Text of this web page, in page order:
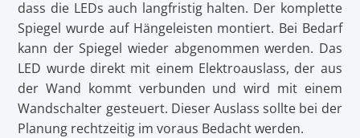
dass die LEDs auch langfristig halten. Der komplette
Spiegel wurde auf Hängeleisten montiert. Bei Bedarf
kann der Spiegel wieder abgenommen werden. Das
LED wurde direkt mit einem Elektroauslass, der aus
der Wand kommt verbunden und wird mit einem
Wandschalter gesteuert. Dieser Auslass sollte bei der
Planung rechtzeitig im voraus Bedacht werden.